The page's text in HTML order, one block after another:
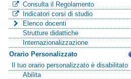
Consulta il Regolamento
Indicatori corsi di studio
Elenco docenti
Strutture didattiche
Internazionalizzazione
Orario Personalizzato
Il tuo orario personalizzato è disabilitato
Abilita